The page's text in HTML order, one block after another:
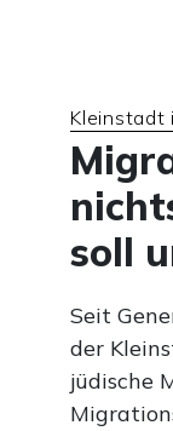
Kleinstadt
soll
Seit
der
jüdische